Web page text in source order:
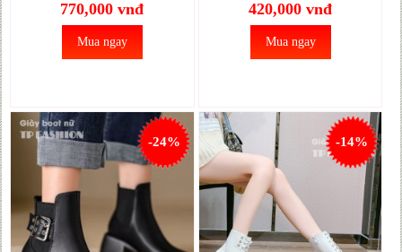
GBN74A
770,000 vnđ
Mua ngay
420,000 vnđ
Mua ngay
-24% -14%